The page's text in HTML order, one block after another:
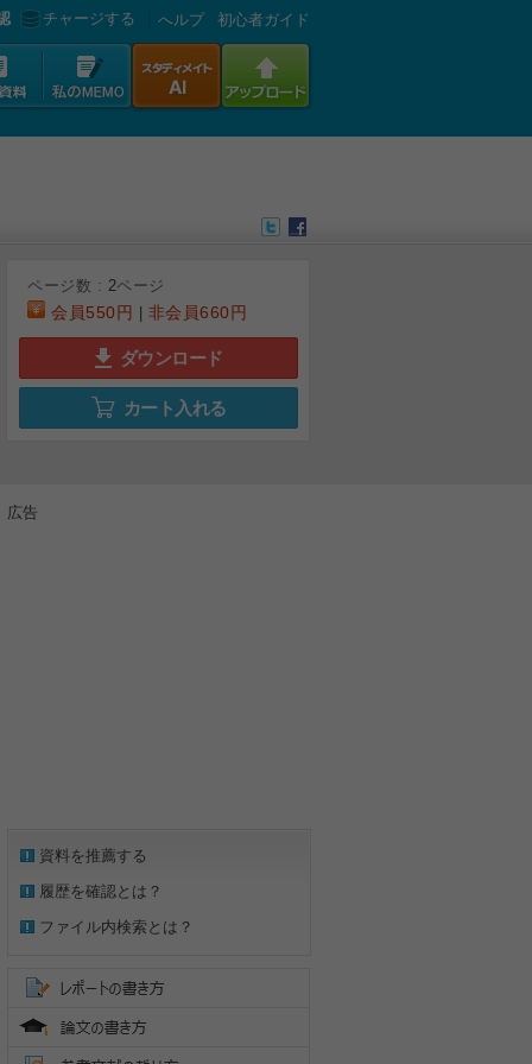
チャージする へルプ 初心者ガイド
ページ数 : 2ページ
会員550円 非会員660円
ダウンロード
カート入れる
広告
資料を推薦する
履歴を確認とは？
ファイル内検索とは？